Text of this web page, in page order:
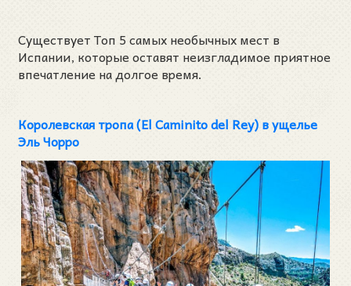
Существует Топ 5 самых необычных мест в
Испании, которые оставят неизгладимое приятное
впечатление на долгое время.
Королевская тропа (El Caminito del Rey) в ущелье
Эль Чорро